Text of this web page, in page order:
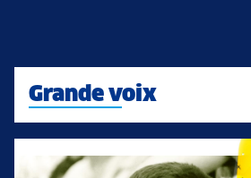
Grande voix